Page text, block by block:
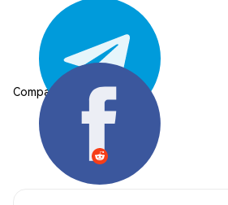
Compartilhar: